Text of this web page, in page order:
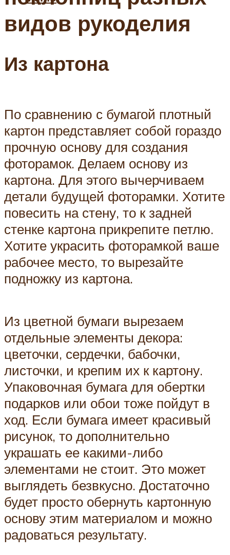
видов рукоделия
Из картона
По сравнению с бумагой плотный
картон представляет собой гораздо
прочную основу для создания
фоторамок. Делаем основу из
картона. Для этого вычерчиваем
детали будущей фоторамки. Хотите
повесить на стену, то к задней
стенке картона прикрепите петлю.
Хотите украсить фоторамкой ваше
рабочее место, то вырезайте
подножку из картона.
Из цветной бумаги вырезаем
отдельные элементы декора:
цветочки, сердечки, бабочки,
листочки, и крепим их к картону.
Упаковочная бумага для обертки
подарков или обои тоже пойдут в
ход. Если бумага имеет красивый
рисунок, то дополнительно
украшать ее какими-либо
элементами не стоит. Это может
выглядеть безвкусно. Достаточно
будет просто обернуть картонную
основу этим материалом и можно
радоваться результату.